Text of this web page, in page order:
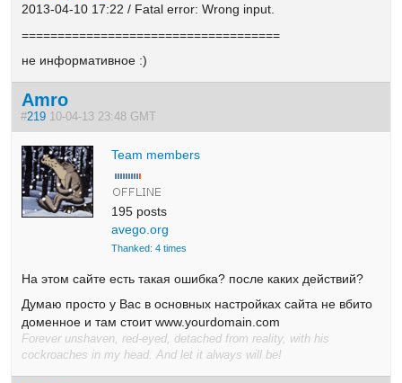
2013-04-10 17:22 / Fatal error: Wrong input.
====================================
не информативное :)
Amro
#219 10-04-13 23:48 GMT
Team members
195 posts
avego.org
Thanked: 4 times
На этом сайте есть такая ошибка? после каких действий?
Думаю просто у Вас в основных настройках сайта не вбито
доменное и там стоит www.yourdomain.com
Forever unshaven, red-eyed, detached from reality, with his
cockroaches in my head. And let it always will be!